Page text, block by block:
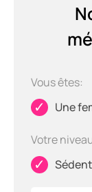
Vous êtes:
✓ Une
Votre
✓